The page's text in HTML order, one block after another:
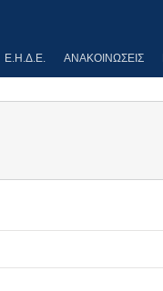
Ε.Η.Δ.Ε. ΑΝΑΚΟΙΝΏΣΕΙΣ